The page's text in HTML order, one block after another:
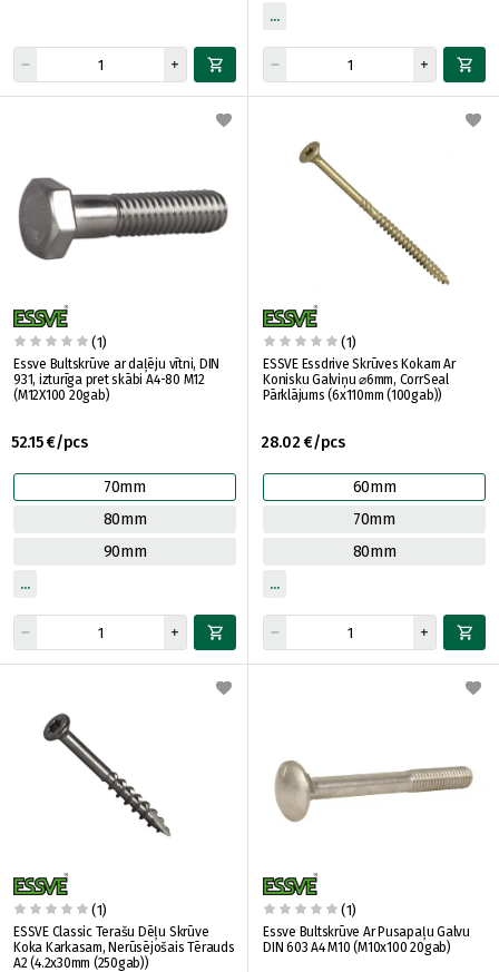
(1)
Essve Bultskrūve ar daļēju vītni, DIN
931, izturīga pret skābi A4-80 M12
(M12X100 20gab)
52.15 €/pcs
70mm
80mm
90mm
(1)
ESSVE Essdrive Skrūves Kokam Ar
Konisku Galviņu ⌀6mm, CorrSeal
Pārklājums (6x110mm (100gab))
28.02 €/pcs
60mm
70mm
80mm
(1)
ESSVE Classic Terašu Dēļu Skrūve
Koka Karkasam, Nerūsējošais Tērauds
A2 (4.2x30mm (250gab))
(1)
Essve Bultskrūve Ar Pusapaļu Galvu
DIN 603 A4 M10 (M10x100 20gab)